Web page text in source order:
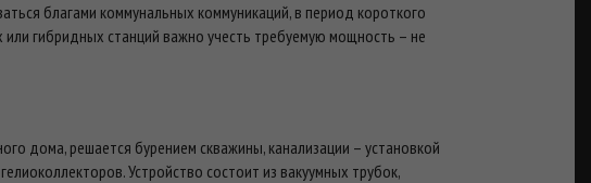
благами коммунальных коммуникаций, в период короткого
гибридных станций важно учесть требуемую мощность – не
дома, решается бурением скважины, канализации – установкой
Устройство состоит из вакуумных трубок,